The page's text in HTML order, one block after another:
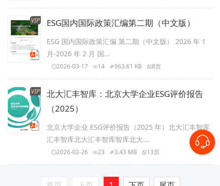
VIP ESG国内国际政策汇编第二期（中文版）
ESG 国内国际政策汇编 第二期（中文版） 2026 年 1
月-2026 年 2 月 国...
2026-03-17 14 963.61 KB 8页
VIP
北大汇丰智库：北京大学企业ESG评价报告
（2025）
北京大学企业 ESG评价报告（2025 年）北大汇丰智库
汇丰智库北大汇丰智库智库北大...
2026-02-26 23 3.43 MB 13页